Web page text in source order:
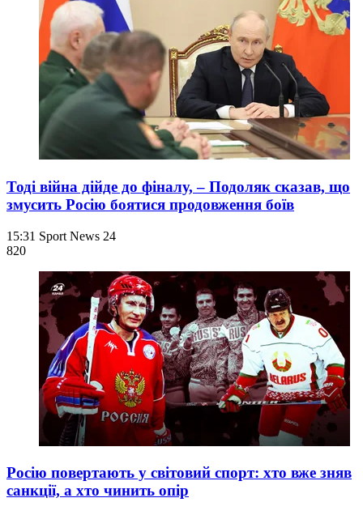
Тоді війна дійде до фіналу, – Подоляк сказав, що
змусить Росію боятися продовження боїв
15:31 Sport News 24
820
Росію повертають у світовий спорт: хто вже зняв
санкції, а хто чинить опір